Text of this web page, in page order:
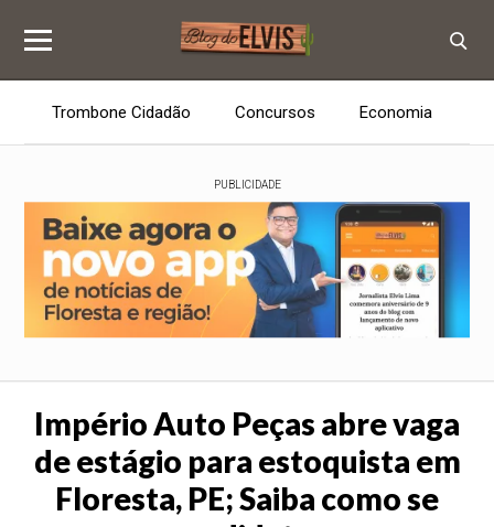
Trombone Cidadão Concursos Economia
PUBLICIDADE
Império Auto Peças abre vaga
de estágio para estoquista em
Floresta, PE; Saiba como se